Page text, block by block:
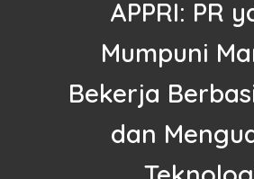
APPRI: PR
Mumpuni
Bekerja
dan